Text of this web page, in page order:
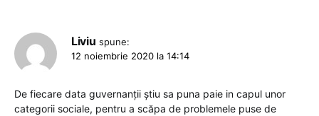
Liviu spune:
12 noiembrie 2020 la 14:14
De fiecare data guvernanții știu sa puna paie in capul unor
categorii sociale, pentru a scăpa de problemele puse de